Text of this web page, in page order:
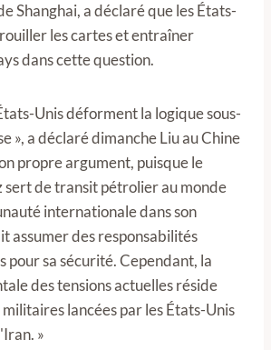
Shanghai, a déclaré que les États-
les cartes et entraîner
dans cette question.
Unis déforment la logique sous-
», a déclaré dimanche Liu au Chine
propre argument, puisque le
de transit pétrolier au monde
internationale dans son
assumer des responsabilités
pour sa sécurité. Cependant, la
des tensions actuelles réside
lancées par les États-Unis
»